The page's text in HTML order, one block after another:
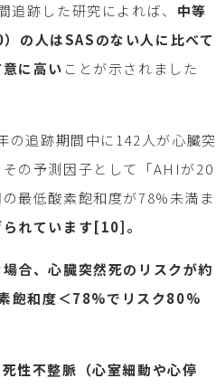
追跡した研究によれば、 中等
の人はSASのない人に比べて
に高い ことが示されました
の追跡期間中に142人が心臓突
の予測因子として「AHIが20
最低酸素飽和度が78%未満ま
れています[10]。
合、心臓突然死のリスクが約
飽和度＜78%でリスク80%
性不整脈（心室細動や心停